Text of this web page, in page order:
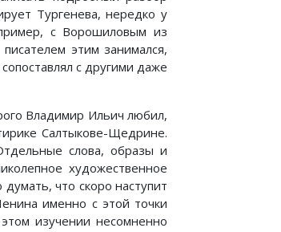
Тургенева, нередко у
с Ворошиловым из
этим занимался,
с другими даже
Владимир Ильич любил,
Салтыкове-Щедрине.
слова, образы и
художественное
что скоро наступит
именно с этой точки
изучении несомненно